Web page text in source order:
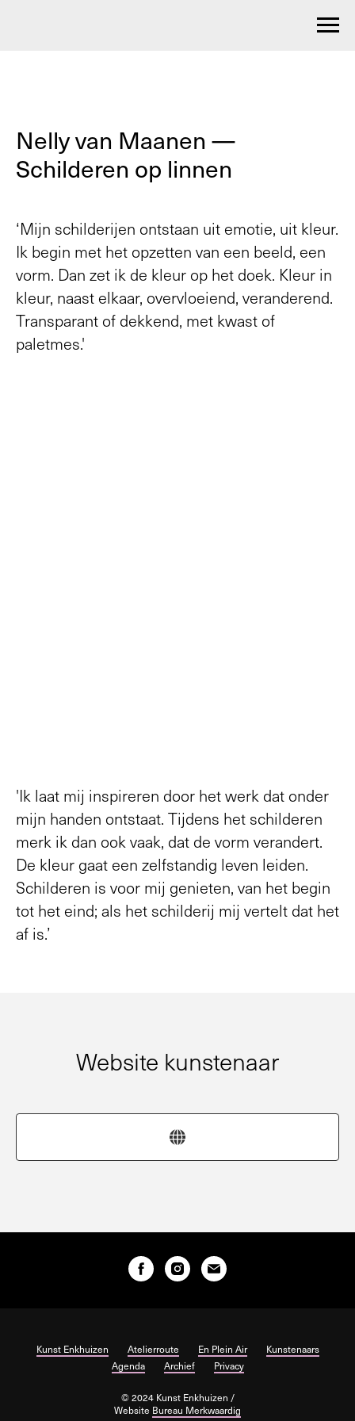
Nelly van Maanen —
Schilderen op linnen
‘Mijn schilderijen ontstaan uit emotie, uit kleur.
Ik begin met het opzetten van een beeld, een
vorm. Dan zet ik de kleur op het doek. Kleur in
kleur, naast elkaar, overvloeiend, veranderend.
Transparant of dekkend, met kwast of
paletmes.'
'Ik laat mij inspireren door het werk dat onder
mijn handen ontstaat. Tijdens het schilderen
merk ik dan ook vaak, dat de vorm verandert.
De kleur gaat een zelfstandig leven leiden.
Schilderen is voor mij genieten, van het begin
tot het eind; als het schilderij mij vertelt dat het
af is.’
Website kunstenaar
Kunst Enkhuizen Atelierroute En Plein Air
Kunstenaars
Agenda
Archief Privacy
© 2024 Kunst Enkhuizen /
Website Bureau Merkwaardig